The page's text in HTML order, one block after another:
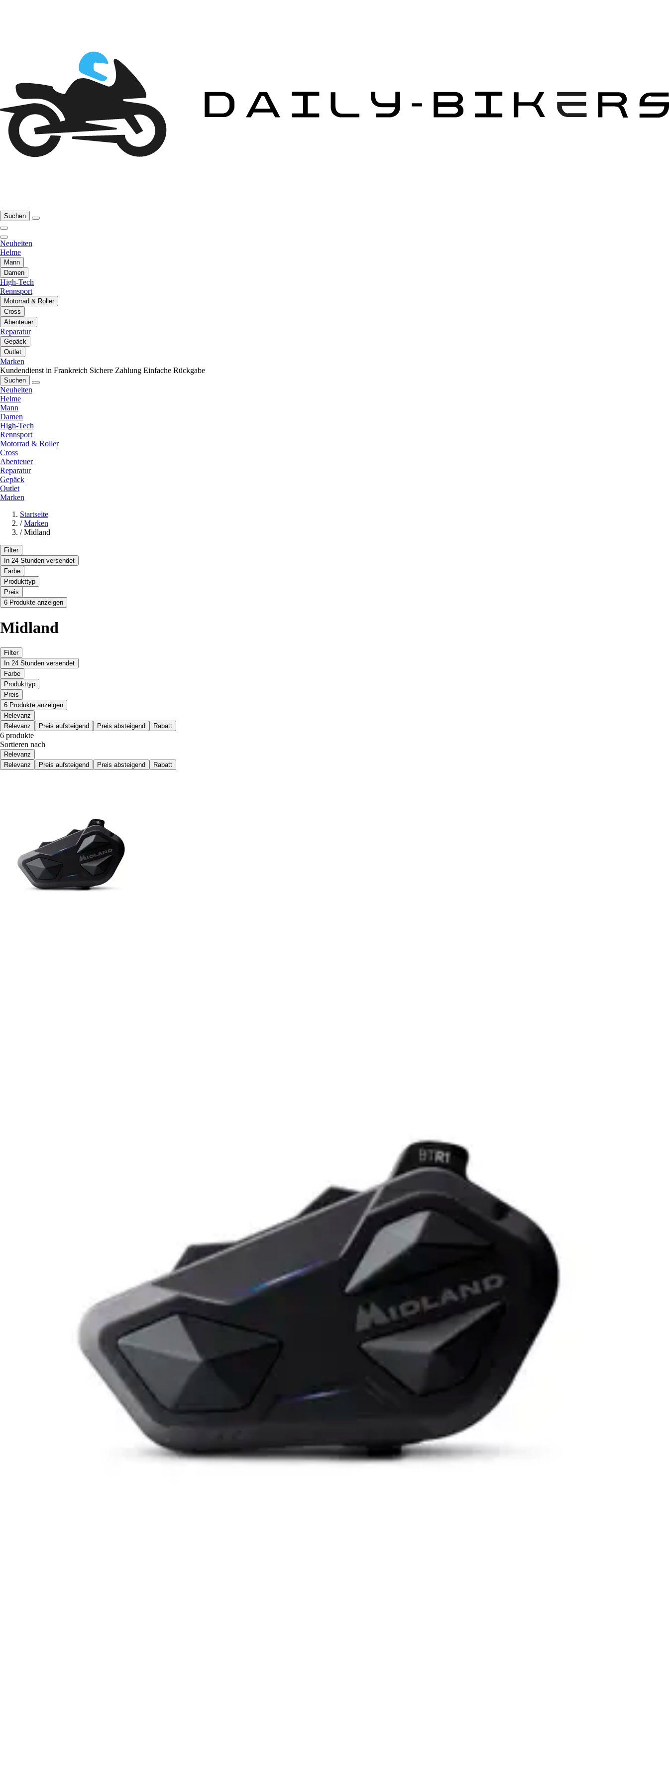
Suchen
Neuheiten
Helme
Mann
Damen
High-Tech
Rennsport
Motorrad & Roller
Cross
Abenteuer
Reparatur
Gepäck
Outlet
Marken
Kundendienst in Frankreich Sichere Zahlung Einfache Rückgabe
Suchen
Neuheiten
Helme
Mann
Damen
High-Tech
Rennsport
Motorrad & Roller
Cross
Abenteuer
Reparatur
Gepäck
Outlet
Marken
Startseite
/ Marken
/ Midland
Filter
In 24 Stunden versendet
Farbe
Produkttyp
Preis
6 Produkte anzeigen
Midland
Filter
In 24 Stunden versendet
Farbe
Produkttyp
Preis
6 Produkte anzeigen
Relevanz
Relevanz
Preis aufsteigend Preis absteigend Rabatt
6 produkte
Sortieren nach
Relevanz
Relevanz
Preis aufsteigend Preis absteigend Rabatt